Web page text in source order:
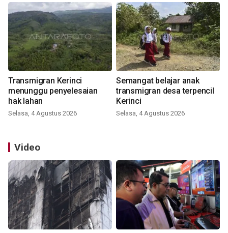
Transmigran Kerinci
menunggu penyelesaian
hak lahan
Selasa, 4 Agustus 2026
Semangat belajar anak
transmigran desa terpencil
Kerinci
Selasa, 4 Agustus 2026
Video